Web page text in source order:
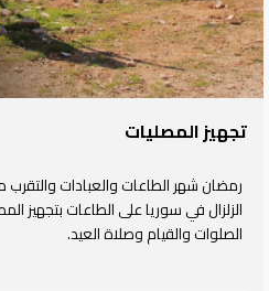
تجهيز المصليات
رمضان شهر الطاعات والعبادات والتقرب
الزلزال في سوريا على الطاعات بتجهيز
الصلوات والقيام وصلاة العيد.